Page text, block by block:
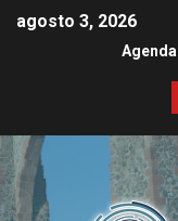
agosto 3, 2026
Agenda